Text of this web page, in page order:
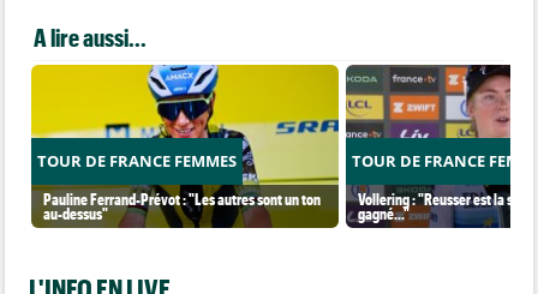
A lire aussi...
TOUR DE FRANCE FEMMES
Pauline Ferrand-Prévot : "Les autres sont un ton
au-dessus"
TOUR DE FRANCE
Vollering : "Reusser est la
gagné..."
L'INFO EN LIVE